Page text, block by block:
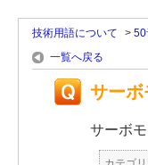
技術用語について > 50
一覧へ戻る
サーボ
サーボ